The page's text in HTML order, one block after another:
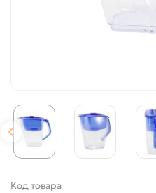
Код товара